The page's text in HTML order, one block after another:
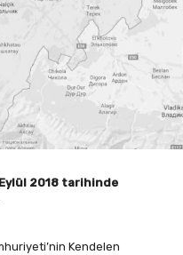
Eylül 2018 tarihinde
Kendelen